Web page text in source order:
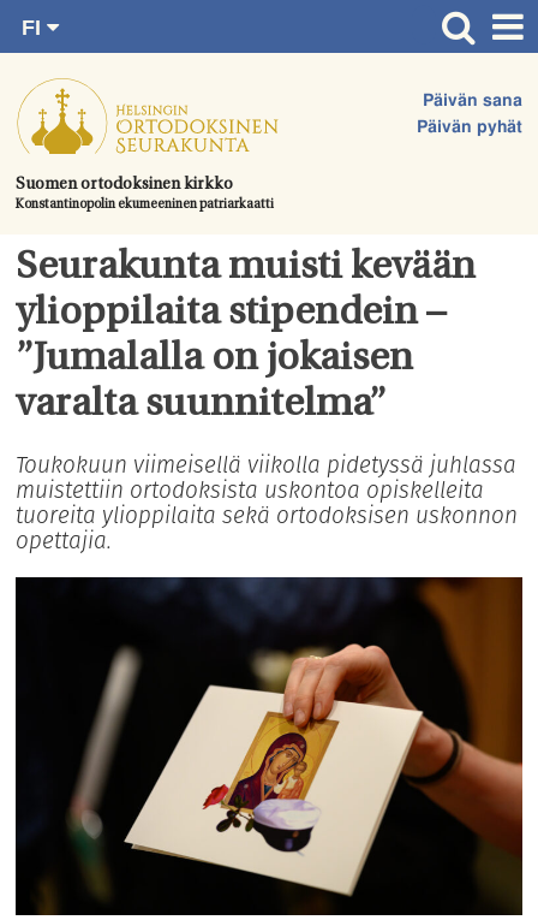
suoraan
sisältöön.
Suomen ortodoksinen kirkko
Konstantinopolin ekumeeninen patriarkaatti
Päivän sana
Päivän pyhät
FI
SV
EN
UA
Etusivu
Ajankohtaista
Juhlat & toimitukset
Kirkot
Apua & tukea
Tule mukaan
Hautausmaa
Seurakunta muisti kevään
ylioppilaita stipendein –
”Jumalalla on jokaisen
varalta suunnitelma”
Toukokuun viimeisellä viikolla pidetyssä juhlassa
muistettiin ortodoksista uskontoa opiskelleita
tuoreita ylioppilaita sekä ortodoksisen uskonnon
opettajia.